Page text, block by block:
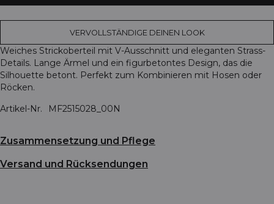
VERVOLLSTÄNDIGE DEINEN LOOK
Weiches Strickoberteil mit V-Ausschnitt und eleganten Strass-
Details. Lange Ärmel und ein figurbetontes Design, das die
Silhouette betont. Perfekt zum Kombinieren mit Hosen oder
Röcken.
Artikel-Nr.
MF2515028_00N
Zusammensetzung und Pflege
Versand und Rücksendungen